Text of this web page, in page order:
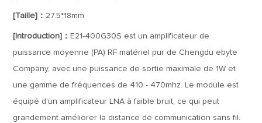
[Taille]： 27.5*18mm
[Introduction]： E21-400G30S est un amplificateur de
puissance moyenne (PA) RF matériel pur de Chengdu ebyte
Company, avec une puissance de sortie maximale de 1W et
une gamme de fréquences de 410 - 470mhz. Le module est
équipé d'un amplificateur LNA à faible bruit, ce qui peut
grandement améliorer la distance de communication sans fil.